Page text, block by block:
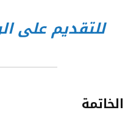
للتقديم على
الخاتمة